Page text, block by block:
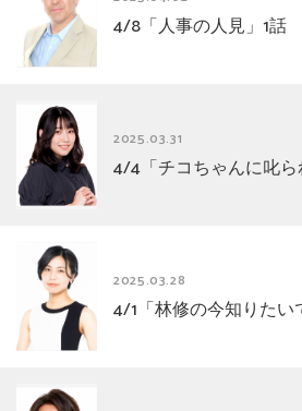
4/8「人事の人見」1話
2025.03.31
4/4「チコちゃんに叱
2025.03.28
4/1「林修の今知りたい